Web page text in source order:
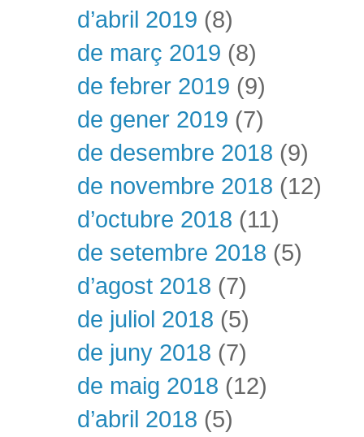
d’abril 2019 (8)
de març 2019 (8)
de febrer 2019 (9)
de gener 2019 (7)
de desembre 2018 (9)
de novembre 2018 (12)
d’octubre 2018 (11)
de setembre 2018 (5)
d’agost 2018 (7)
de juliol 2018 (5)
de juny 2018 (7)
de maig 2018 (12)
d’abril 2018 (5)